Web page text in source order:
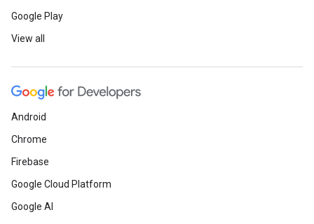
Google Play
View all
Android
Chrome
Firebase
Google Cloud Platform
Google AI